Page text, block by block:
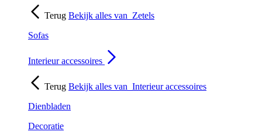
Terug Bekijk alles van Zetels
Sofas
Interieur accessoires
Terug Bekijk alles van Interieur accessoires
Dienbladen
Decoratie